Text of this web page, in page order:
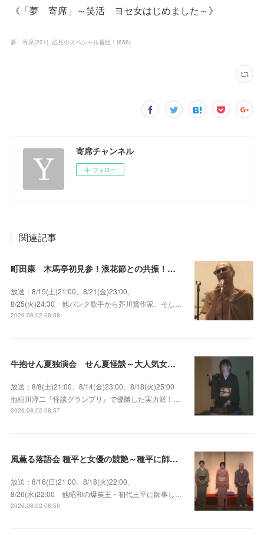
《「夢 寄席」～笑活 ヨセ女はじめました～》
夢 寄席(221) 必見のスペシャル番組！ (656)
寄席チャンネル
フォロー
関連記事
町田康 木馬亭初見参！浪花節との共振！～マチダ地蔵尊 他
放送：8/15(土)21:00、8/21(金)23:00、
8/25(火)24:30 他パンク歌手から芥川賞作家、そし…
2026.08.02 08:58
牛抱せん夏独演会 せん夏怪談～大人気女性怪談師とっておきの背筋も凍る…
放送：8/8(土)21:00、8/14(金)23:00、8/18(火)25:00
他稲川淳二『怪談グランプリ』で優勝した実力派！…
2026.08.02 08:57
風薫る落語会 種平と女優の競艶～種平に師事した女優たちが百花繚乱に咲き誇る大人気落語会
放送：8/16(日)21:00、8/18(火)22:00、
8/26(水)22:00 他昭和の爆笑王・初代三平に師事し…
2026.08.02 08:56